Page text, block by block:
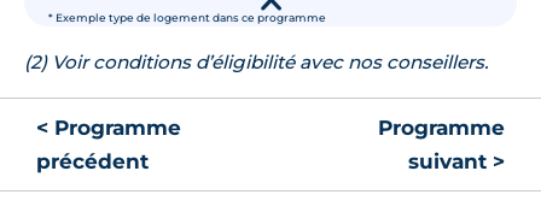
* Exemple type de logement dans ce programme
(2) Voir conditions d’éligibilité avec nos conseillers.
< Programme
précédent
Programme
suivant >